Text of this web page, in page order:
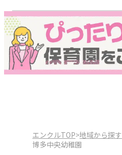
エンクルTOP>地域から探す
博多中央幼稚園